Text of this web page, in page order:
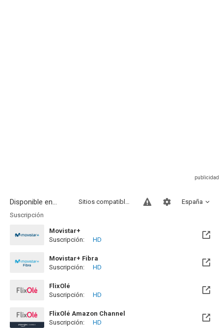
Disponible en... España
Sitios compatibles
Suscripción
Movistar+
Disponible hasta el Mié, 30 Jun 2027 (Quedan 10 meses)
Suscripción: HD
Movistar+ Fibra
Disponible hasta el Mié, 30 Jun 2027 (Quedan 10 meses)
Suscripción: HD
FlixOlé
Suscripción:
HD
FlixOlé Amazon Channel
Suscripción:
HD